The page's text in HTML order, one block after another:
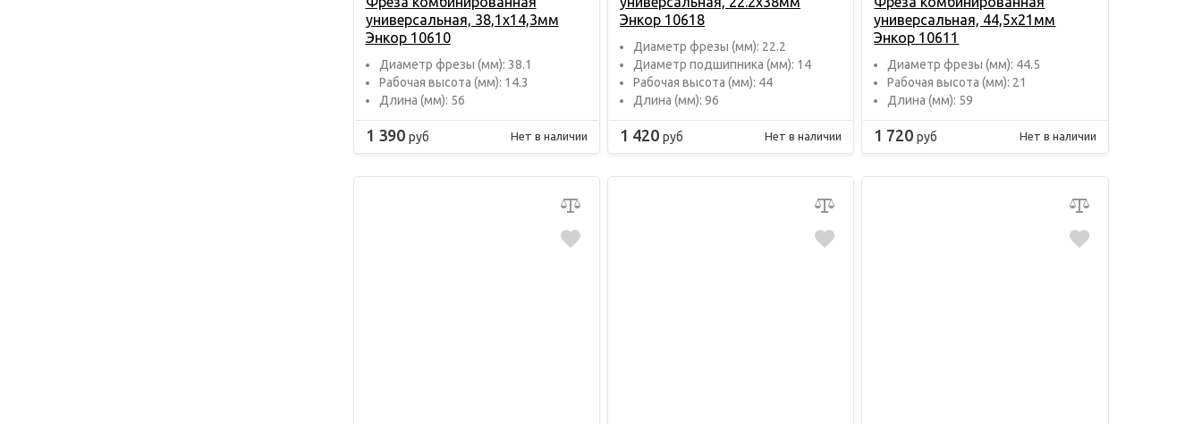
универсальная, 38,1х14,3мм
Энкор 10610
Диаметр фрезы (мм): 38.1
Рабочая высота (мм): 14.3
Длина (мм): 56
1 390 руб Нет в наличии
Энкор 10618
Диаметр фрезы (мм): 22.2
Диаметр подшипника (мм): 14
Рабочая высота (мм): 44
Длина (мм): 96
1 420 руб Нет в наличии
универсальная, 44,5х21мм
Энкор 10611
Диаметр фрезы (мм): 44.5
Рабочая высота (мм): 21
Длина (мм): 59
1 720руб Нет в наличии